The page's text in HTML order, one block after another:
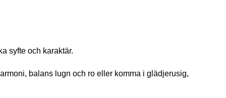
syfte och karaktär.
balans lugn och ro eller komma i glädjerusig,